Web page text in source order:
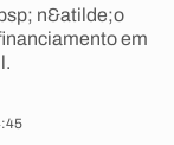
n&atilde;o
em